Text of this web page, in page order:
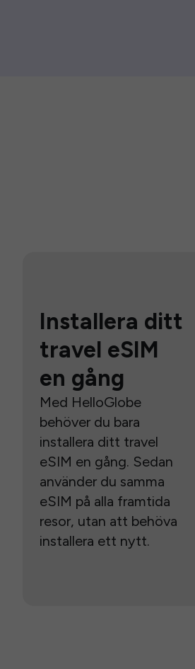
Installera ditt
travel eSIM
en gång
Med HelloGlobe
behöver du bara
installera ditt travel
eSIM en gång. Sedan
använder du samma
eSIM på alla framtida
resor, utan att behöva
installera ett nytt.